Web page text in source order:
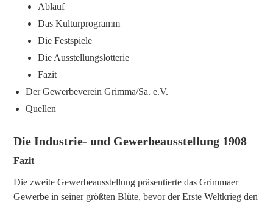
Ablauf
Das Kulturprogramm
Die Festspiele
Die Ausstellungslotterie
Fazit
Der Gewerbeverein Grimma/Sa. e.V.
Quellen
Die Industrie- und Gewerbeausstellung 1908
Fazit
Die zweite Gewerbeausstellung präsentierte das Grimmaer
Gewerbe in seiner größten Blüte, bevor der Erste Weltkrieg den